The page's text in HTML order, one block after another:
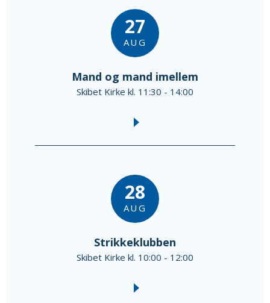
27
AUG
Mand og mand imellem
Skibet Kirke kl. 11:30 - 14:00
28
AUG
Strikkeklubben
Skibet Kirke kl. 10:00 - 12:00